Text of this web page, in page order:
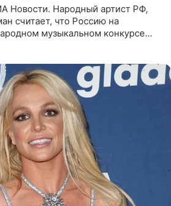
Новости. Народный артист РФ,
считает, что Россию на
музыкальном конкурсе